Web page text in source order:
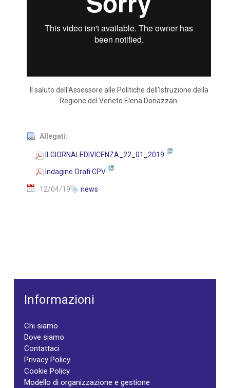
Il saluto dell'Assessore alle Politiche dell'Istruzione della
Regione del Veneto Elena Donazzan.
Allegati:
ILGIORNALEDIVICENZA_22_01_2019
Indagine Orafi CPV
12/04/19 news
Informazioni
Chi siamo
Dove siamo
Contattaci
Privacy Policy
Cookie Policy
Modello di organizzazione e gestione